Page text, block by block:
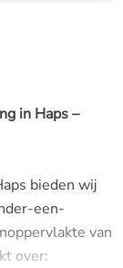
in Haps –
bieden wij
een-
van
over: